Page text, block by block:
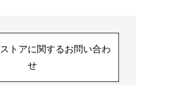
トアに関するお問い合わ
せ